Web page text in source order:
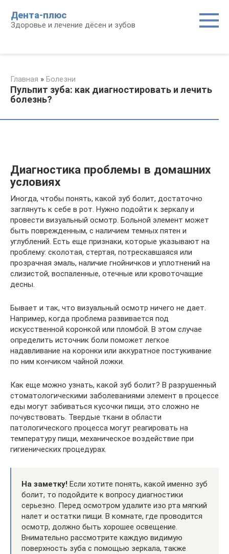
контенту
Дента-плюс
Здоровье и лечение дёсен и зубов
Главная » Болезни
Пульпит зуба: как диагностировать и лечить
болезнь?
Диагностика проблемы в домашних
условиях
Иногда, чтобы понять, какой зуб болит, достаточно
заглянуть к себе в рот. Нужно подойти к зеркалу и
провести визуальный осмотр. Больной элемент может
быть поврежденным, с наличием темных пятен и
углублений. Есть еще признаки, которые указывают на
проблему: сколотая, стертая, потрескавшаяся или
прозрачная эмаль, наличие гнойничков и уплотнений на
слизистой, воспаленные, отечные или кровоточащие
десны.
Бывает и так, что визуальный осмотр ничего не дает.
Например, когда проблема развивается под
искусственной коронкой или пломбой. В этом случае
определить источник боли поможет легкое
надавливание на коронки или аккуратное постукивание
по ним кончиком чайной ложки.
Как еще можно узнать, какой зуб болит? В разрушенный
стоматологическими заболеваниями элемент в процессе
еды могут забиваться кусочки пищи, это сложно не
почувствовать. Твердые ткани в области
патологического процесса могут реагировать на
температуру пищи, механическое воздействие при
гигиенических процедурах.
На заметку! Если хотите понять, какой именно зуб
болит, то подойдите к вопросу диагностики
серьезно. Перед осмотром удалите изо рта мягкий
налет и остатки пищи. В комнате, где проводится
осмотр, должно быть хорошее освещение.
Внимательно рассмотрите каждую видимую
поверхность зуба с помощью зеркала, также